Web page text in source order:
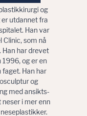
og
utdannet fra
Han var
Clinic, som nå
Han har drevet
og er en
faget. Han har
og
med ansikts-
neser i mer enn